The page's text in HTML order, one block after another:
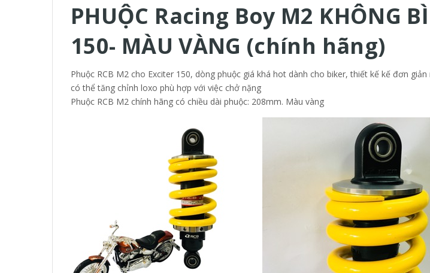
PHUỘC Racing Boy M2 KHÔNG
150- MÀU VÀNG (chính hãng)
Phuộc RCB M2 cho Exciter 150, dòng phuộc giá khá hot dành cho biker, thiết kế kế đơn
có thể tăng chỉnh loxo phù hợp với việc chở nặng
Phuộc RCB M2 chính hãng có chiều dài phuộc: 208mm. Màu vàng